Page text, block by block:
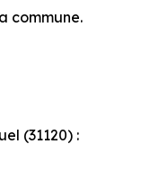
commune.
(31120) :